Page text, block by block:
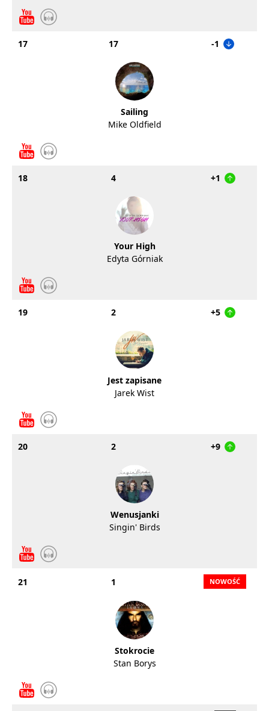
17 17 -1
Sailing
Mike Oldfield
18 4 +1
Your High
Edyta Górniak
19 2 +5
Jest zapisane
Jarek Wist
20 2 +9
Wenusjanki
Singin' Birds
21 1
Stokrocie
Stan Borys